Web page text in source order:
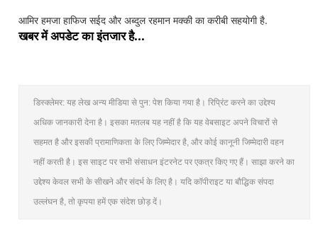
आमिर हमजा हाफिज सईद और अब्दुल रहमान मक्की का करीबी सहयोगी है.
खबर में अपडेट का इंतजार है...
डिस्क्लेमर: यह लेख अन्य मीडिया से पुन: पेश किया गया है। रिप्रिंट करने का उद्देश्य
अधिक जानकारी देना है। इसका मतलब यह नहीं है कि यह वेबसाइट अपने विचारों से
सहमत है और इसकी प्रामाणिकता के लिए जिम्मेदार है, और कोई कानूनी जिम्मेदारी वहन
नहीं करती है। इस साइट पर सभी संसाधन इंटरनेट पर एकत्र किए गए हैं। साझा करने का
उद्देश्य केवल सभी के सीखने और संदर्भ के लिए है। यदि कॉपीराइट या बौद्धिक संपदा
उल्लंघन है, तो कृपया हमें एक संदेश छोड़ दें।